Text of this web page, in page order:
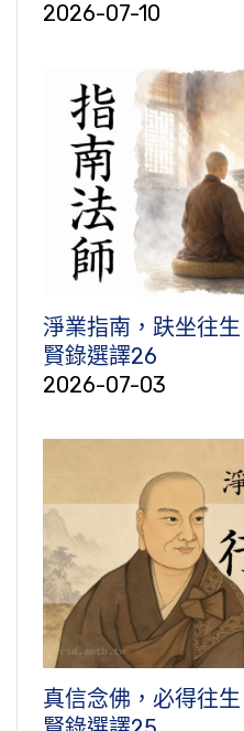
2026-07-10
淨業指南，趺坐往
賢錄選譯26
2026-07-03
真信念佛，必得往